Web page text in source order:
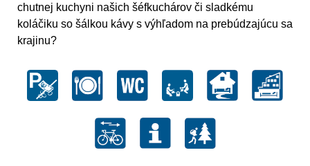
chutnej kuchyni našich šéfkuchárov či sladkému
koláčiku so šálkou kávy s výhľadom na prebúdzajúcu sa
krajinu?